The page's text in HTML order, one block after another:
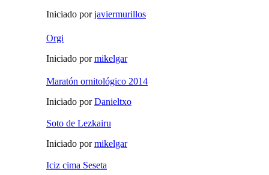
Iniciado porjaviermurillos
Orgi
Iniciado pormikelgar
Maratón ornitológico 2014
Iniciado porDanieltxo
Soto de Lezkairu
Iniciado pormikelgar
Iciz cima Seseta